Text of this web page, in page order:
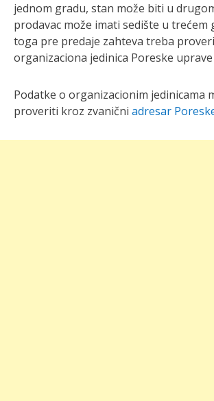
jednom gradu, stan može biti u
prodavac može imati sedište u trećem
toga pre predaje zahteva treba
organizaciona jedinica Poreske
Podatke o organizacionim jedinicama
proveriti kroz zvanični adresar